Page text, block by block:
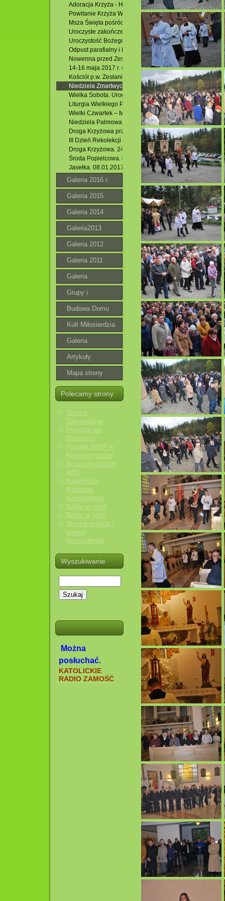
Adoracja Krzyża - Hutki
Powitanie Krzyża Wielkopiątkowego Jana Pawła II i
Msza Święta pośród stawów. 24.06.2017 r.
Uroczyste zakończenie Oktawy Bożego Ciała.
Uroczystość Bożego Ciała. 15.062017 r.
Odpust parafialny i bierzmowanie młodzieży.04.06.2017
Nowenna przed Zesłaniem Ducha Św. i modlitwa
14-16 maja 2017 r. wycieczka młodzieży
Kościół p.w. Zesłania Ducha Św. w
Niedziela Zmartwychwstania . 16.04.2017 r. Rezurekcja.
Wielka Sobota. Uroczysta Liturgia Wigilii
Liturgia Wielkiego Piątku.2017 r.
Wielki Czwartek – Msza Św. Wieczerzy Pańskiej
Niedziela Palmowa. 09.04.2017 r.
Droga Krzyżowa przez osiedle Podzamek. 07.04.2017 r.
III Dzień Rekolekcji Wielkopostnych Zakończenie.
Droga Krzyżowa. 24.03.2017 r.
Środa Popielcowa. 01.03.2017 r.
Jasełka. 08.01.2017 r.
Galeria 2016 r.
Galeria 2015
Galeria 2014
Galeria2013
Galeria 2012
Galeria 2011
Galeria
Grupy i
wspólnoty
Budowa Domu
Parafialnego
Kult Miłosierdzia
Bożego
Galeria
roztoczańska
Artykuły
Mapa strony
Polecamy strony
Strona
Diecezjalna
Pogoda na
Roztoczu
Parafia NMP w
Krasnobrodzie
Krasnobrodzkie
ABC
Katechizm
Kościoła
Katolickiego
Biblia w mp3
Biblia w html
Strona miasta i
gminy
Krasnobród
Wyszukiwanie
Szukaj
Można
posłuchać.
KATOLICKIE
RADIO ZAMOŚĆ